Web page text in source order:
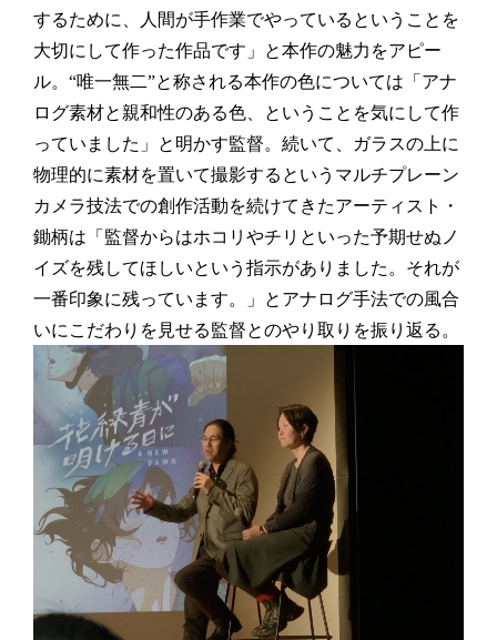
するために、人間が手作業でやっているということを
大切にして作った作品です」と本作の魅力をアピー
ル。“唯一無二”と称される本作の色については「アナ
ログ素材と親和性のある色、ということを気にして作
っていました」と明かす監督。続いて、ガラスの上に
物理的に素材を置いて撮影するというマルチプレーン
カメラ技法での創作活動を続けてきたアーティスト・
鋤柄は「監督からはホコリやチリといった予期せぬノ
イズを残してほしいという指示がありました。それが
一番印象に残っています。」とアナログ手法での風合
いにこだわりを見せる監督とのやり取りを振り返る。